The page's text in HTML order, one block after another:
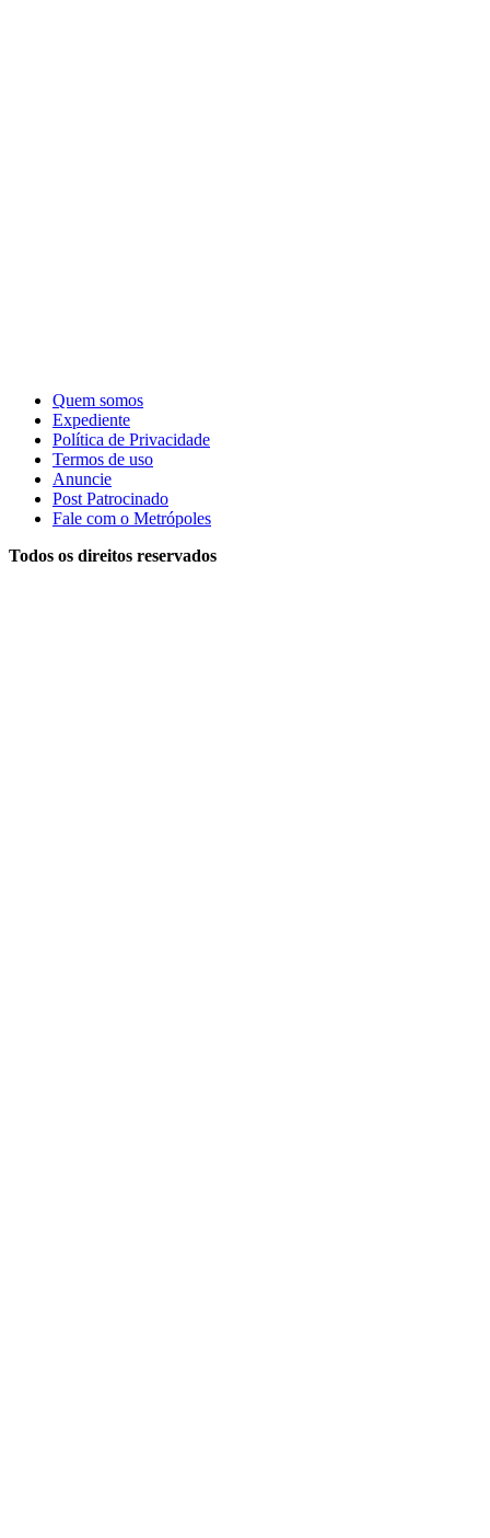
Quem somos
Expediente
Política de Privacidade
Termos de uso
Anuncie
Post Patrocinado
Fale com o Metrópoles
Todos os direitos reservados